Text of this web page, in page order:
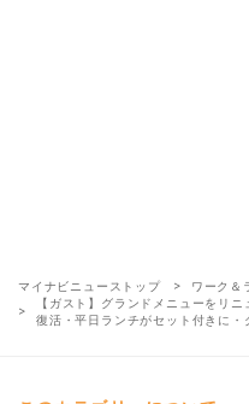
マイナビニューストップ ワーク＆
【ガスト】グランドメニューをリ
復活・平日ランチがセット付きに